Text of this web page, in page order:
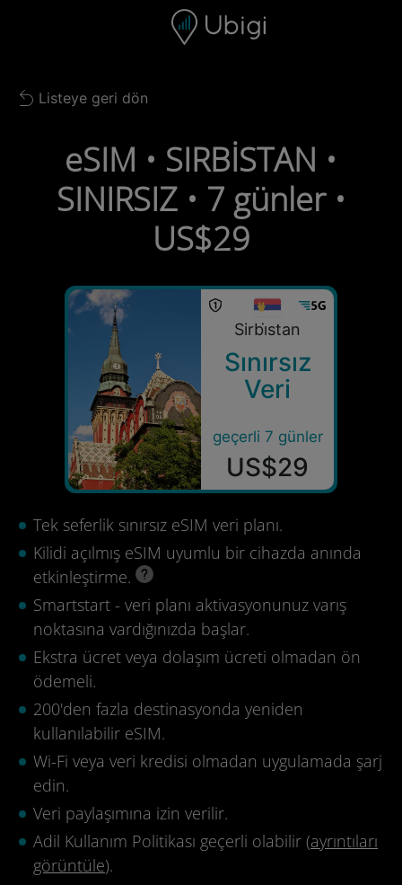
Gezinme çubuğu Alt bilgi
Back to list
Listeye geri dön
eSIM • SIRBİSTAN •
SINIRSIZ • 7 günler •
US$29
Sirbi̇stan
Sınırsız
Veri
geçerli 7 günler
US$29
Tek seferlik sınırsız eSIM veri planı.
Kilidi açılmış eSIM uyumlu bir cihazda anında
etkinleştirme.
Smartstart - veri planı aktivasyonunuz varış
noktasına vardığınızda başlar.
Ekstra ücret veya dolaşım ücreti olmadan ön
ödemeli.
200'den fazla destinasyonda yeniden
kullanılabilir eSIM.
Wi-Fi veya veri kredisi olmadan uygulamada şarj
edin.
Veri paylaşımına izin verilir.
Adil Kullanım Politikası geçerli olabilir (ayrıntıları
görüntüle).